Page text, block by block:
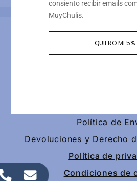
Información de
Calle tomas redondo
Política de
Devoluciones y Derecho
Política de
Condiciones de
consiento recibir emails
MuyChulis.
QUIERO MI 5%